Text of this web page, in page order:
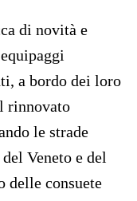
di novità e
a bordo dei loro
rinnovato
le strade
Veneto e del
delle consuete